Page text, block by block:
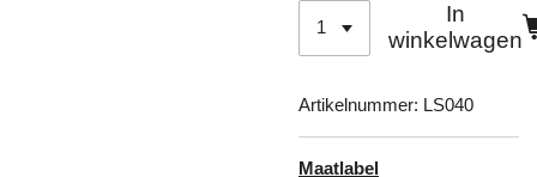
In
winkelwagen
Artikelnummer: LS040
Maatlabel